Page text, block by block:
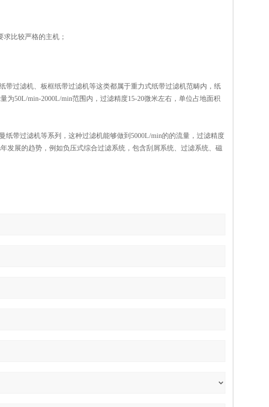
比较严格的主机；
过滤机、板框纸带过滤机等这类都属于重力式纸带过滤机范畴内，纸
50L/min-2000L/min范围内，过滤精度15-20微米左右，单位占地面积
带过滤机等系列，这种过滤机能够做到5000L/min的的流量，过滤精度
发展的趋势，例如负压式综合过滤系统，包含刮屑系统、过滤系统、磁